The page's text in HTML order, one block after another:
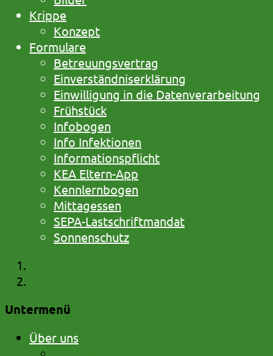
Krippe
Konzept
Formulare
Betreuungsvertrag
Einverständniserklärung
Einwilligung in die Datenverarbeitung
Frühstück
Infobogen
Info Infektionen
Informationspflicht
KEA Eltern-App
Kennlernbogen
Mittagessen
SEPA-Lastschriftmandat
Sonnenschutz
Untermenü
Über uns